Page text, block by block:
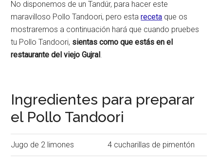
No disponemos de un Tandúr, para hacer este
maravilloso Pollo Tandoori, pero estareceta que os
mostraremos a continuación hará que cuando pruebes
tu Pollo Tandoori, sientas como que estás en el
restaurante del viejo Gujral
Ingredientes para preparar
el Pollo Tandoori
Jugo de 2 limones 4 cucharillas de pimentón